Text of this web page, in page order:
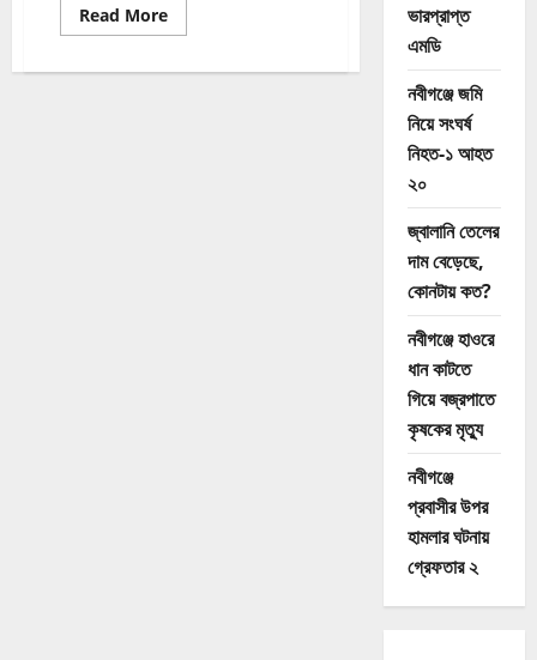
Read MoreRead
more
good
ভারপ্রাপ্ত
এমডি
নবীগঞ্জে জমি
নিয়ে সংঘর্ষ
নিহত-১ আহত
২০
জ্বালানি তেলের
দাম বেড়েছে,
কোনটায় কত?
নবীগঞ্জে হাওরে
ধান কাটতে
গিয়ে বজ্রপাতে
কৃষকের মৃত্যু
নবীগঞ্জে
প্রবাসীর উপর
হামলার ঘটনায়
গ্রেফতার ২